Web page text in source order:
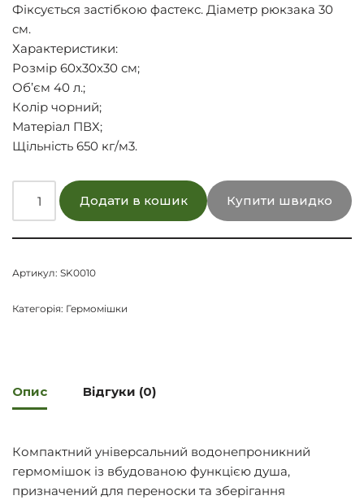
Фіксується застібкою фастекс. Діаметр рюкзака 30
см.
Характеристики:
Розмір 60х30х30 см;
Об’єм 40 л.;
Колір чорний;
Матеріал ПВХ;
Щільність 650 кг/м3.
Додати в кошик Купити швидко
Артикул: SK0010
Категорія: Гермомішки
Опис Відгуки (0)
Компактний універсальний водонепроникний
гермомішок із вбудованою функцією душа,
призначений для переноски та зберігання